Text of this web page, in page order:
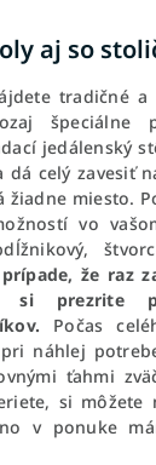
aj so
tradičné a
špeciálne
jedálenský
dá celý zavesiť
žiadne miesto.
vo
že raz
si prezrite
Počas
náhlej
ťahmi
si môžete
v ponuke